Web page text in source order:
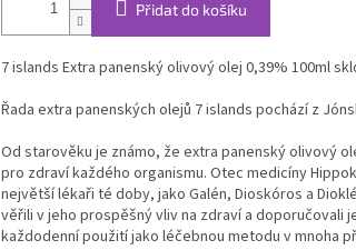
Přidat do košíku
7 islands Extra panenský olivový olej 0,39% 100ml
Řada extra panenských olejů 7 islands pochází z
Od starověku je známo, že extra panenský olivový
pro zdraví každého organismu. Otec medicíny
největší lékaři té doby, jako Galén, Dioskóros a
věřili v jeho prospěšný vliv na zdraví a doporučovali
každodenní použití jako léčebnou metodu v mnoha